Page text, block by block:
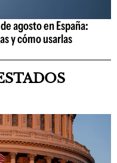
agosto en España:
y cómo usarlas